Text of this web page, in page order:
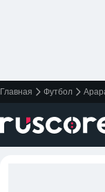
Главная Футбол